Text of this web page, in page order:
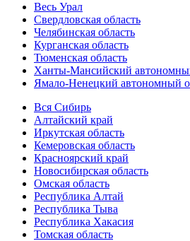
Весь Урал
Свердловская область
Челябинская область
Курганская область
Тюменская область
Ханты-Мансийский
Ямало-Ненецкий автономный
Вся Сибирь
Алтайский край
Иркутская область
Кемеровская область
Красноярский край
Новосибирская область
Омская область
Республика Алтай
Республика Тыва
Республика Хакасия
Томская область